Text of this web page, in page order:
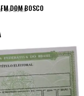
DOM BOSCO
de 2026